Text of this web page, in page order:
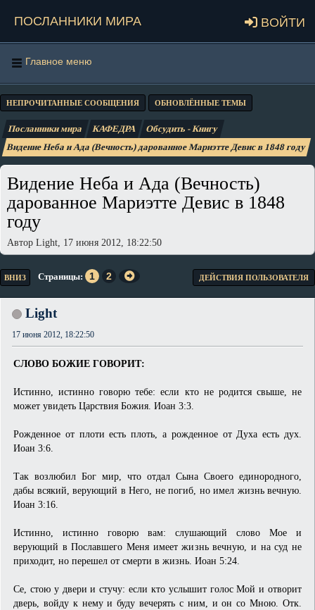
Посланники мира Войти
Главное меню
НЕПРОЧИТАННЫЕ СООБЩЕНИЯ ОБНОВЛЁННЫЕ ТЕМЫ
Посланники мира КАФЕДРА
Обсудить - Книгу
Видение Неба и Ада (Вечность) дарованное Мариэтте Девис в 1848 году
Видение Неба и Ада (Вечность)
дарованное Мариэтте Девис в 1848
году
Автор Light, 17 июня 2012, 18:22:50
ВНИЗ Страницы 1 2 ДЕЙСТВИЯ ПОЛЬЗОВАТЕЛЯ
Light
17 июня 2012, 18:22:50
СЛОВО БОЖИЕ ГОВОРИТ:
Истинно, истинно говорю тебе: если кто не родится свыше, не
может увидеть Царствия Божия. Иоан 3:3.
Рожденное от плоти есть плоть, а рожденное от Духа есть дух.
Иоан 3:6.
Так возлюбил Бог мир, что отдал Сына Своего единородного,
дабы всякий, верующий в Него, не погиб, но имел жизнь вечную.
Иоан 3:16.
Истинно, истинно говорю вам: слушающий слово Мое и
верующий в Пославшего Меня имеет жизнь вечную, и на суд не
приходит, но перешел от смерти в жизнь. Иоан 5:24.
Се, стою у двери и стучу: если кто услышит голос Мой и отворит
дверь, войду к нему и буду вечерять с ним, и он со Мною. Отк.